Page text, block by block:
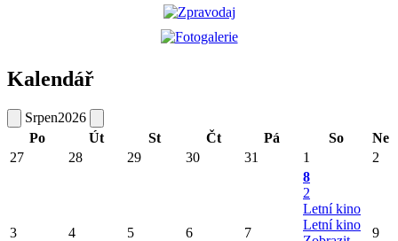
Kalendář
Srpen2026
Po
Út St Čt Pá So
Ne
27
28 29 30 31 1 2
3 4 5 6 7
8
2
Letní kino
Letní kino
9